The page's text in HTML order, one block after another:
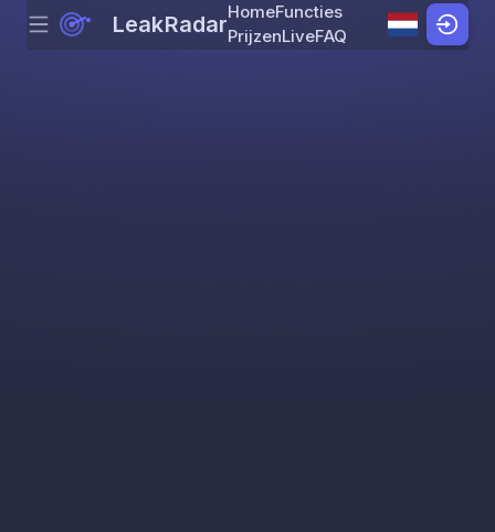
Skip to content
Menu LeakRadarHomeFuncties
PrijzenLiveFAQ